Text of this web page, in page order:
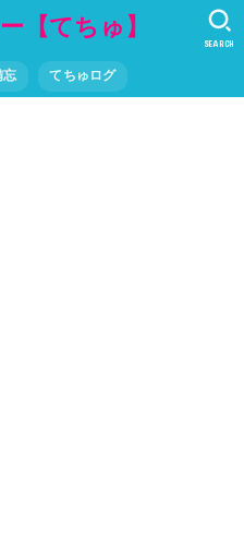
【てちゅ】
忘 てちゅログ
SEARCH